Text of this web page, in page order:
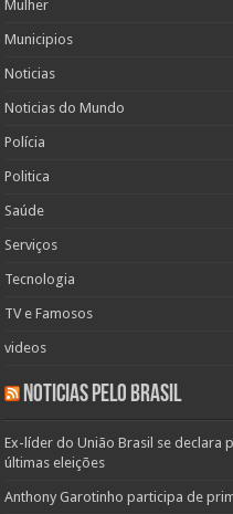
Mulher
Municipios
Noticias
Noticias do Mundo
Polícia
Politica
Saúde
Serviços
Tecnologia
TV e Famosos
videos
Noticias pelo Brasil
Ex-líder do União Brasil se declara
últimas eleições
Anthony Garotinho participa de